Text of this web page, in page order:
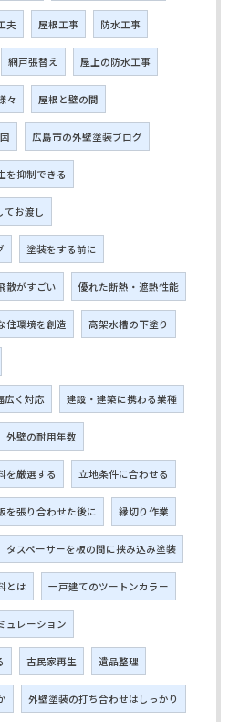
夫 屋根工事 防水工事
網戸張替え 屋上の防水工事
々 屋根と壁の間
広島市の外壁塗装ブログ
を抑制できる
てお渡し
塗装をする前に
散がすごい 優れた断熱・遮熱性能
住環境を創造 高架水槽の下塗り
広く対応 建設・建築に携わる業種
外壁の耐用年数
を厳選する 立地条件に合わせる
を張り合わせた後に 縁切り作業
タスペーサーを板の間に挟み込み塗装
とは 一戸建てのツートンカラー
ュレーション
古民家再生 遺品整理
外壁塗装の打ち合わせはしっかり